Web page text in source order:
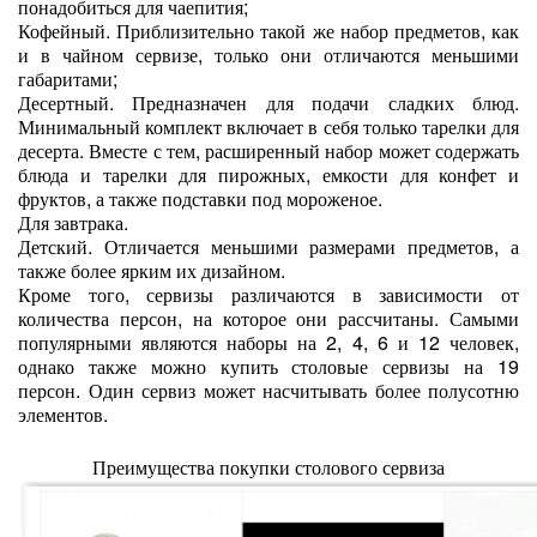
понадобиться для чаепития;
Кофейный. Приблизительно такой же набор предметов, как
и в чайном сервизе, только они отличаются меньшими
габаритами;
Десертный. Предназначен для подачи сладких блюд.
Минимальный комплект включает в себя только тарелки для
десерта. Вместе с тем, расширенный набор может содержать
блюда и тарелки для пирожных, емкости для конфет и
фруктов, а также подставки под мороженое.
Для завтрака.
Детский. Отличается меньшими размерами предметов, а
также более ярким их дизайном.
Кроме того, сервизы различаются в зависимости от
количества персон, на которое они рассчитаны. Самыми
популярными являются наборы на 2, 4, 6 и 12 человек,
однако также можно купить столовые сервизы на 19
персон. Один сервиз может насчитывать более полусотню
элементов.
Преимущества покупки столового сервиза